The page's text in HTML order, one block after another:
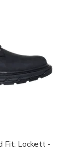
Fit: Lockett -